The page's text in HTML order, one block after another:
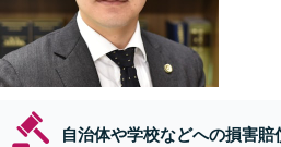
自治体や学校などへの損害賠